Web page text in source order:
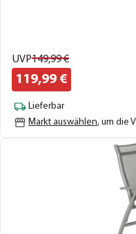
UVP149,99€
119,99 €
Lieferbar
Markt auswählen, um die